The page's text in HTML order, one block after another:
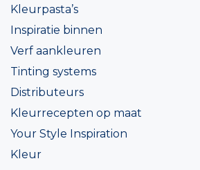
Kleurpasta’s
Inspiratie binnen
Verf aankleuren
Tinting systems
Distributeurs
Kleurrecepten op maat
Your Style Inspiration
Kleur